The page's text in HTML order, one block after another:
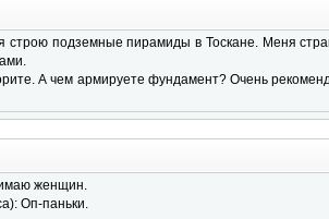
строю подземные пирамиды в Тоскане. Меня
А чем армируете фундамент? Очень
женщин.
Оп-паньки.